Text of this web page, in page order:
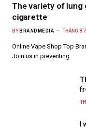
The variety of lung
cigarette
BY BRANDMEDIA THÁNG 8
Online Vape Shop Top
Join us in preventing…